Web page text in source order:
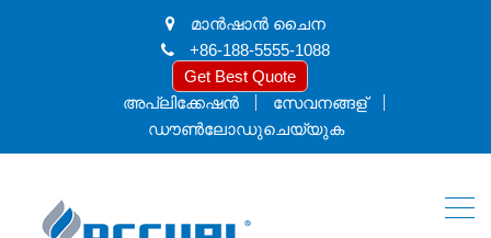
മാൻ‌ഷാൻ ചൈന
+86-188-5555-1088
Get Best Quote
അപ്ലിക്കേഷൻ
സേവനങ്ങള്
ഡൗൺലോഡുചെയ്യുക